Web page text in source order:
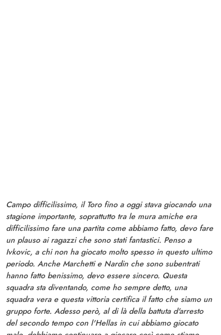
Campo difficilissimo, il Toro fino a oggi stava giocando una
stagione importante, soprattutto tra le mura amiche era
difficilissimo fare una partita come abbiamo fatto, devo fare
un plauso ai ragazzi che sono stati fantastici. Penso a
Ivkovic, a chi non ha giocato molto spesso in questo ultimo
periodo. Anche Marchetti e Nardin che sono subentrati
hanno fatto benissimo, devo essere sincero. Questa
squadra sta diventando, come ho sempre detto, una
squadra vera e questa vittoria certifica il fatto che siamo un
gruppo forte. Adesso però, al di là della battuta d'arresto
del secondo tempo con l'Hellas in cui abbiamo giocato